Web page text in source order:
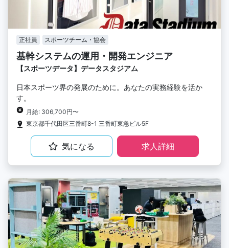
正社員 スポーツチーム・協会
基幹システムの運用・開発エンジニア
【スポーツデータ】データスタジアム
日本スポーツ界の発展のために。あなたの実務経験を活か
す。
月給: 306,700円〜
東京都千代田区三番町8-1 三番町東急ビル5F
気になる 求人詳細